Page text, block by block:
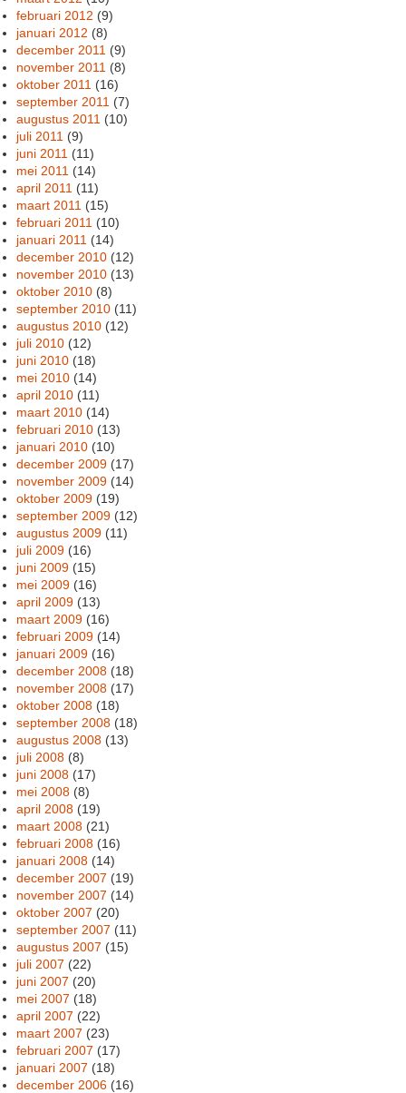
februari 2012 (9)
januari 2012 (8)
december 2011 (9)
november 2011 (8)
oktober 2011 (16)
september 2011 (7)
augustus 2011 (10)
juli 2011 (9)
juni 2011 (11)
mei 2011 (14)
april 2011 (11)
maart 2011 (15)
februari 2011 (10)
januari 2011 (14)
december 2010 (12)
november 2010 (13)
oktober 2010 (8)
september 2010 (11)
augustus 2010 (12)
juli 2010 (12)
juni 2010 (18)
mei 2010 (14)
april 2010 (11)
maart 2010 (14)
februari 2010 (13)
januari 2010 (10)
december 2009 (17)
november 2009 (14)
oktober 2009 (19)
september 2009 (12)
augustus 2009 (11)
juli 2009 (16)
juni 2009 (15)
mei 2009 (16)
april 2009 (13)
maart 2009 (16)
februari 2009 (14)
januari 2009 (16)
december 2008 (18)
november 2008 (17)
oktober 2008 (18)
september 2008 (18)
augustus 2008 (13)
juli 2008 (8)
juni 2008 (17)
mei 2008 (8)
april 2008 (19)
maart 2008 (21)
februari 2008 (16)
januari 2008 (14)
december 2007 (19)
november 2007 (14)
oktober 2007 (20)
september 2007 (11)
augustus 2007 (15)
juli 2007 (22)
juni 2007 (20)
mei 2007 (18)
april 2007 (22)
maart 2007 (23)
februari 2007 (17)
januari 2007 (18)
december 2006 (16)